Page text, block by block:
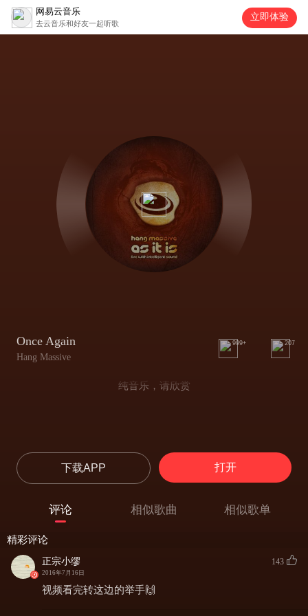
网易云音乐
去云音乐和好友一起听歌
立即体验
Once Again
Hang Massive
999+ 207
纯音乐，请欣赏
下载APP 打开
评论 相似歌曲 相似歌单
精彩评论
正宗小缪
2016年7月16日
143
视频看完转这边的举手🙌